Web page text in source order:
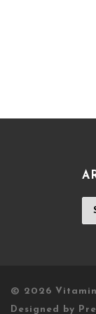
© 2026
Designed by